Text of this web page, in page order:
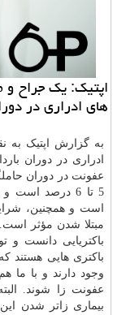
اپتیک: یک جراح
های ادراری در
به گزارش اپتیک به
ادراری در دوران
عفونت در دوران
5 تا 6 درصد
است و همچنین،
مبتلا شدن مؤثر
باکتریایی دانست و
باکتری هایی هستند
وجود دارند و با ما
عفونت زا شوند.
بیماری زاتر شدن